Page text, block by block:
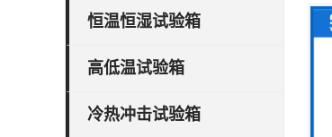
恒温恒湿试验箱
高低温试验箱
冷热冲击试验箱